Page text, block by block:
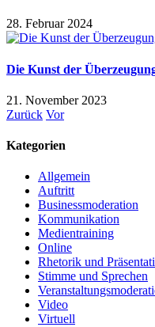
28. Februar 2024
Die Kunst der
21. November 2023
Zurück Vor
Kategorien
Allgemein
Auftritt
Businessmoderation
Kommunikation
Medientraining
Online
Rhetorik und
Stimme und Sprechen
Video
Virtuell